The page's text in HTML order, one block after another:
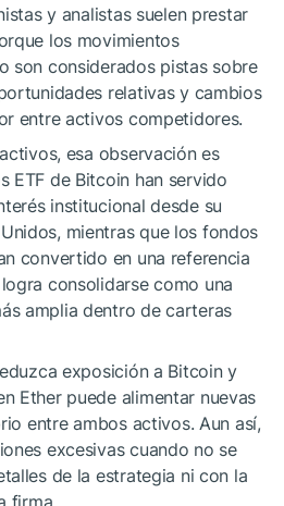
y analistas suelen prestar
los movimientos
son considerados pistas sobre
relativas y cambios
entre activos competidores.
esa observación es
ETF de Bitcoin han servido
institucional desde su
mientras que los fondos
convertido en una referencia
consolidarse como una
amplia dentro de carteras
exposición a Bitcoin y
Ether puede alimentar nuevas
entre ambos activos. Aun así,
excesivas cuando no se
de la estrategia ni con la
firma.